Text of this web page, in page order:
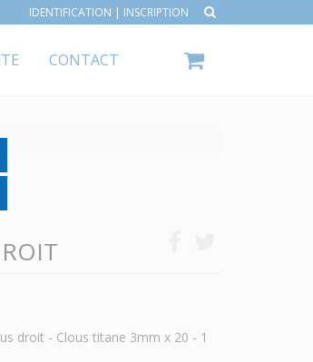
IDENTIFICATION | INSCRIPTION
CONTACT
droit - Clous titane 3mm x 20 - 1
pharma.com
91
05
55